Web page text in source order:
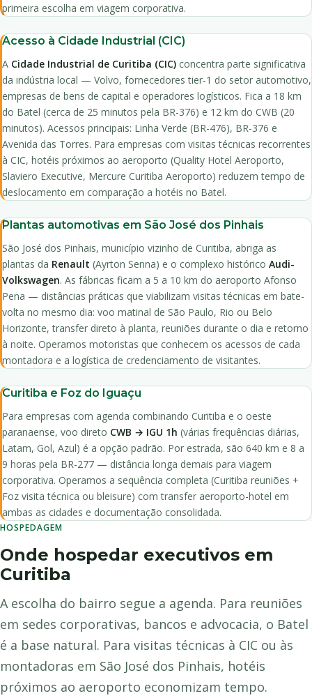
primeira escolha em viagem corporativa.
Acesso à Cidade Industrial (CIC)
A Cidade Industrial de Curitiba (CIC) concentra parte significativa
da indústria local — Volvo, fornecedores tier-1 do setor automotivo,
empresas de bens de capital e operadores logísticos. Fica a 18 km
do Batel (cerca de 25 minutos pela BR-376) e 12 km do CWB (20
minutos). Acessos principais: Linha Verde (BR-476), BR-376 e
Avenida das Torres. Para empresas com visitas técnicas recorrentes
à CIC, hotéis próximos ao aeroporto (Quality Hotel Aeroporto,
Slaviero Executive, Mercure Curitiba Aeroporto) reduzem tempo de
deslocamento em comparação a hotéis no Batel.
Plantas automotivas em São José dos Pinhais
São José dos Pinhais, município vizinho de Curitiba, abriga as
plantas da Renault (Ayrton Senna) e o complexo histórico Audi-
Volkswagen. As fábricas ficam a 5 a 10 km do aeroporto Afonso
Pena — distâncias práticas que viabilizam visitas técnicas em bate-
volta no mesmo dia: voo matinal de São Paulo, Rio ou Belo
Horizonte, transfer direto à planta, reuniões durante o dia e retorno
à noite. Operamos motoristas que conhecem os acessos de cada
montadora e a logística de credenciamento de visitantes.
Curitiba e Foz do Iguaçu
Para empresas com agenda combinando Curitiba e o oeste
paranaense, voo direto CWB → IGU 1h (várias frequências diárias,
Latam, Gol, Azul) é a opção padrão. Por estrada, são 640 km e 8 a
9 horas pela BR-277 — distância longa demais para viagem
corporativa. Operamos a sequência completa (Curitiba reuniões +
Foz visita técnica ou bleisure) com transfer aeroporto-hotel em
ambas as cidades e documentação consolidada.
HOSPEDAGEM
Onde hospedar executivos em
Curitiba
A escolha do bairro segue a agenda. Para reuniões
em sedes corporativas, bancos e advocacia, o Batel
é a base natural. Para visitas técnicas à CIC ou às
montadoras em São José dos Pinhais, hotéis
próximos ao aeroporto economizam tempo.